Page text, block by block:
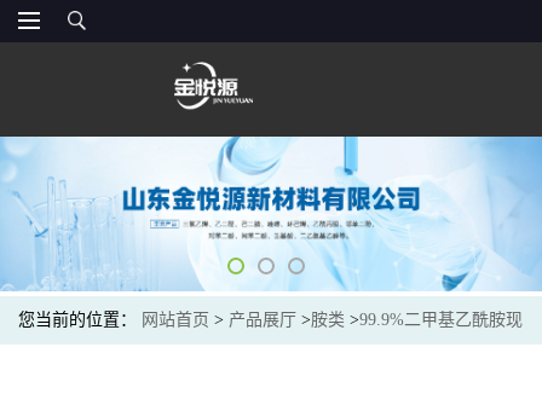
您当前的位置： 网站首页 > 产品展厅 >胺类 >99.9%二甲基乙酰胺现